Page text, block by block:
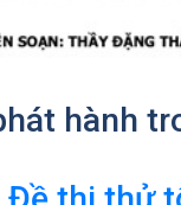
hành